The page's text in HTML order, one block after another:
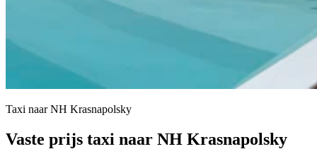
Taxi naar NH Krasnapolsky
Vaste prijs taxi naar NH Krasnapolsky